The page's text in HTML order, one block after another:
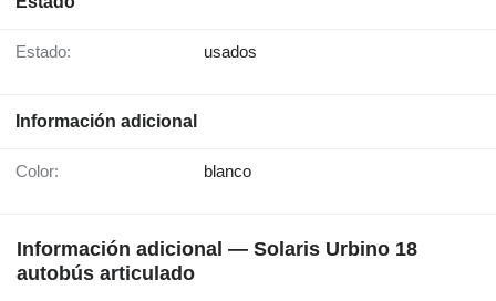
Estado: usados
Información adicional
Color: blanco
Información adicional — Solaris Urbino 18
autobús articulado